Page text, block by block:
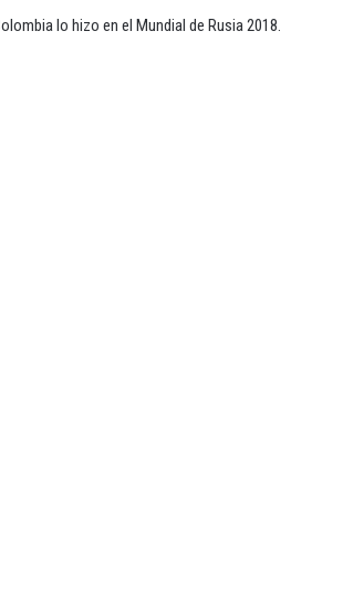
lo hizo en el Mundial de Rusia 2018.